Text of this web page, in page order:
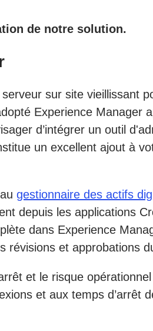
de notre solution.
sur site vieillissant
Experience Manager
d’intégrer un outil
un excellent ajout à
gestionnaire des actifs
depuis les applications
dans Experience
révisions et approbations
et le risque
et aux temps d’arrêt